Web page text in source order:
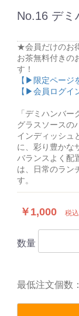
No.16 デミ
★会員だけのお
お茶無料付きの
す！
【▶限定ページ
【▶会員ログイ
「デミハンバ
グラスソースの
インディッシュ
に、彩り豊かな
バランスよく配
は、日常のラン
す。
￥1,000 税込
数量
最低注文個数